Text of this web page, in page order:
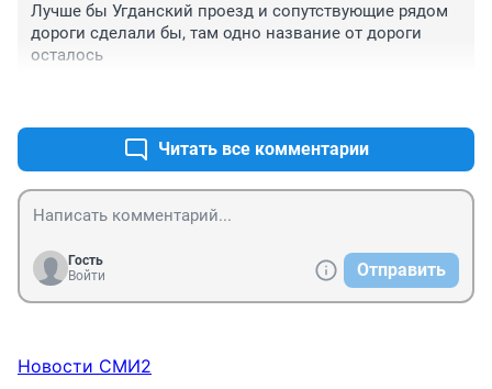
Лучше бы Угданский проезд и сопутствующие рядом
дороги сделали бы, там одно название от дороги
осталось
Читать все комментарии
Гость
Войти
Отправить
Новости СМИ2